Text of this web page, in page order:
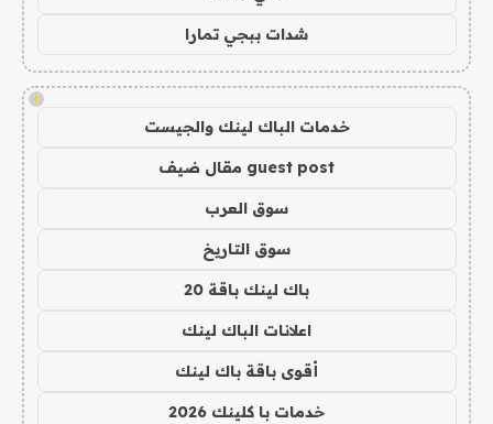
شدات ببجي تمارا
!
خدمات الباك لينك والجيست
guest post مقال ضيف
سوق العرب
سوق التاريخ
باك لينك باقة 20
اعلانات الباك لينك
أقوى باقة باك لينك
خدمات با كلينك 2026